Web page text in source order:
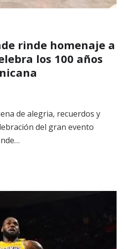
rinde homenaje a
los 100 años
de alegria, recuerdos y
del gran evento